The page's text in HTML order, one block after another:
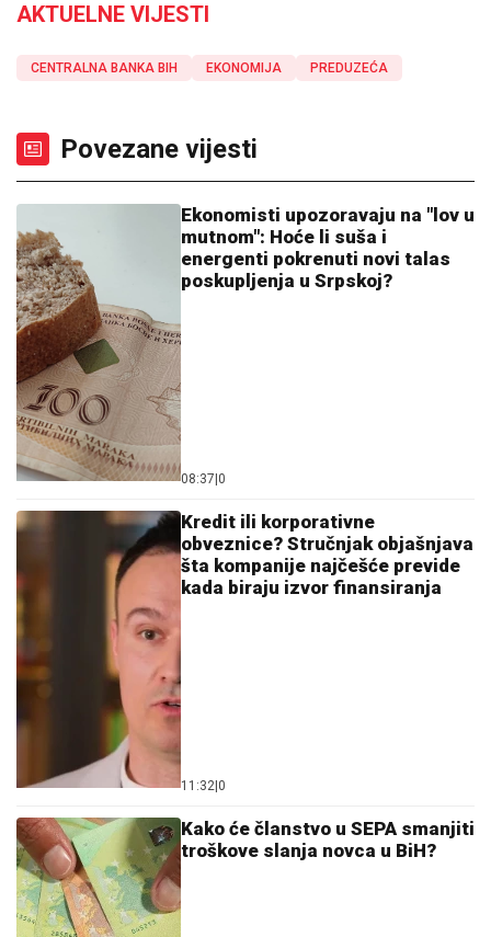
AKTUELNE VIJESTI
CENTRALNA BANKA BIH EKONOMIJA PREDUZEĆA
Povezane vijesti
Ekonomisti upozoravaju na "lov u
mutnom": Hoće li suša i
energenti pokrenuti novi talas
poskupljenja u Srpskoj?
08:37 0
Kredit ili korporativne
obveznice? Stručnjak objašnjava
šta kompanije najčešće previde
kada biraju izvor finansiranja
11:32 0
Kako će članstvo u SEPA smanjiti
troškove slanja novca u BiH?